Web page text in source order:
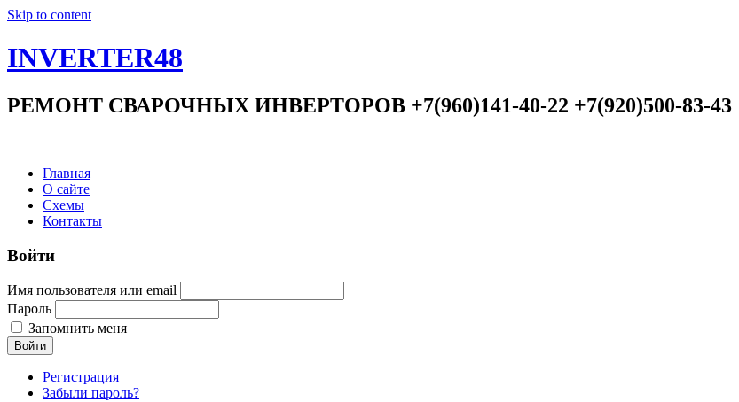
Skip to content
INVERTER48
РЕМОНТ СВАРОЧНЫХ ИНВЕРТОРОВ +7(960)141-40-22 +7(920)500-83-43
Главная
О сайте
Схемы
Контакты
Войти
Имя пользователя или email
Пароль
Запомнить меня
Войти
Регистрация
Забыли пароль?